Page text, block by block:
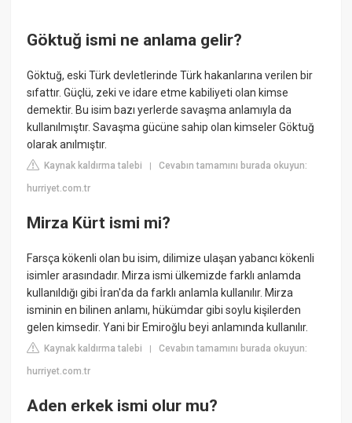
Göktuğ ismi ne anlama gelir?
Göktuğ, eski Türk devletlerinde Türk hakanlarına verilen bir
sıfattır. Güçlü, zeki ve idare etme kabiliyeti olan kimse
demektir. Bu isim bazı yerlerde savaşma anlamıyla da
kullanılmıştır. Savaşma gücüne sahip olan kimseler Göktuğ
olarak anılmıştır.
Kaynak kaldırma talebi |Cevabın tamamını burada okuyun:
hurriyet.com.tr
Mirza Kürt ismi mi?
Farsça kökenli olan bu isim, dilimize ulaşan yabancı kökenli
isimler arasındadır. Mirza ismi ülkemizde farklı anlamda
kullanıldığı gibi İran'da da farklı anlamla kullanılır. Mirza
isminin en bilinen anlamı, hükümdar gibi soylu kişilerden
gelen kimsedir. Yani bir Emiroğlu beyi anlamında kullanılır.
Kaynak kaldırma talebi |Cevabın tamamını burada okuyun:
hurriyet.com.tr
Aden erkek ismi olur mu?